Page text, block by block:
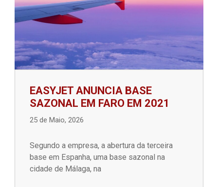
EASYJET ANUNCIA BASE
SAZONAL EM FARO EM 2021
25 de Maio, 2026
Segundo a empresa, a abertura da terceira
base em Espanha, uma base sazonal na
cidade de Málaga, na